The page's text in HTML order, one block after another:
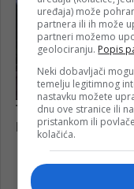
uređaja) može
partnera ili ih može
partneri možemo
geolociranju. Popis
Neki dobavljači
temelju legitimnog
nastavku možete
dnu ove stranice ili
pristankom ili
kolačića.